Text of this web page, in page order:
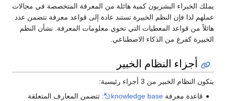
يملك الخبراء البشريون كمية هائلة من المعرفة المتخصصة في مجالات
عملهم لذا فإن النظم الخبيرة تستند عادة إلى قواعد معرفة تتضمن عدد
هائلاً من قواعد المعطيات التي تحوي معلومات المعرفة. نشأن النظم
الخبيرة كفرع من الذكاء الاصطناعي.
أجزاء النظام الخبير
يتكون النظام الخبير من 3 أجزاء رئيسية:
قاعدة معرفةknowledge base
: تتضمن المعارف المتعلقة